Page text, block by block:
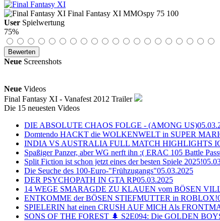
Final Fantasy XI MMOspy 75 100
User Spielwertung
75%
Neue Screenshots
Neue Videos
Final Fantasy XI - Vanafest 2012 Trailer
Die 15 neuesten Videos
DIE ABSOLUTE CHAOS FOLGE - (AMONG US)
Domtendo HACKT die WOLKENWELT in SUPER
INDIA VS AUSTRALIA FULL MATCH HIGHLIGHTS
Spaßiger Panzer, aber WG nerft ihn :( ERAC 105 Battle Pass
Split Fiction ist schon jetzt eines der besten Spiele 2025!
Die Seuche des 100-Euro-"Frühzugangs"05.03.2025
DER PSYCHOPATH IN GTA RP05.03.2025
14 WEGE SMARAGDE ZU KLAUEN vom BÖSEN
ENTKOMME der BÖSEN STIEFMUTTER in ROBLOX!
SPIELERIN hat einen CRUSH AUF MICH Als
SONS OF THE FOREST 🌲 S2E094: Die GOLDEN